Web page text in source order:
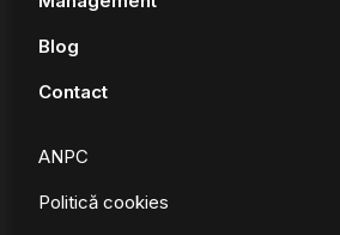
Blog
Contact
ANPC
Politică cookies